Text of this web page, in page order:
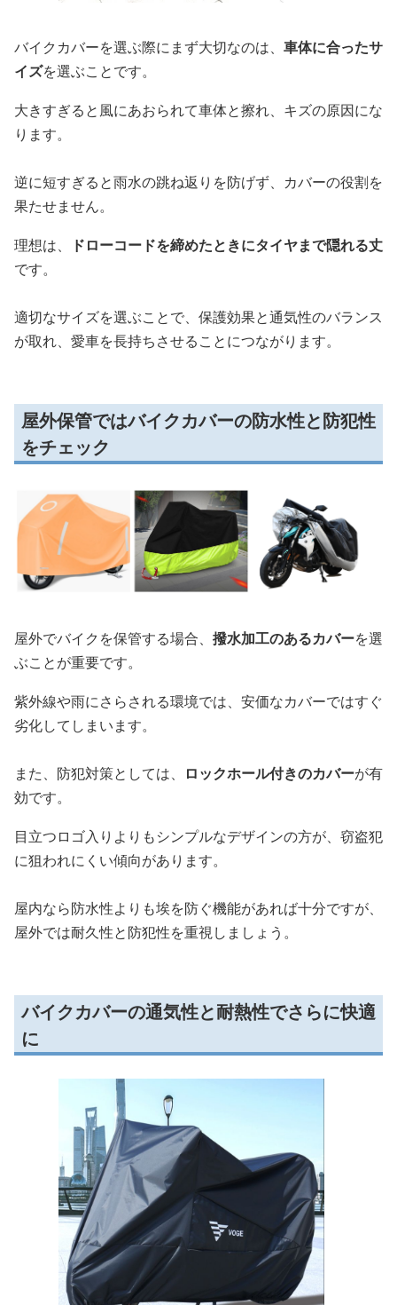
バイクカバーを選ぶ際にまず大切なのは、 車体に合ったサ
イズを選ぶことです。
大きすぎると風にあおられて車体と擦れ、キズの原因にな
ります。
逆に短すぎると雨水の跳ね返りを防げず、カバーの役割を
果たせません。
理想は、
ドローコードを締めたときにタイヤまで隠れる丈
です。
適切なサイズを選ぶことで、保護効果と通気性のバランス
が取れ、愛車を長持ちさせることにつながります。
屋外保管ではバイクカバーの防水性と防犯性
をチェック
屋外でバイクを保管する場合、 撥水加工のあるカバーを選
ぶことが重要です。
紫外線や雨にさらされる環境では、安価なカバーではすぐ
劣化してしまいます。
また、防犯対策としては、 ロックホール付きのカバーが有
効です。
目立つロゴ入りよりもシンプルなデザインの方が、窃盗犯
に狙われにくい傾向があります。
屋内なら防水性よりも埃を防ぐ機能があれば十分ですが、
屋外では耐久性と防犯性を重視しましょう。
バイクカバーの通気性と耐熱性でさらに快適
に